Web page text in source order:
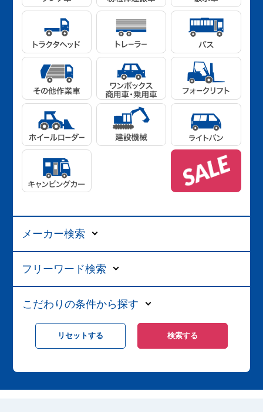
メーカー検索
フリーワード検索
こだわりの条件から探す